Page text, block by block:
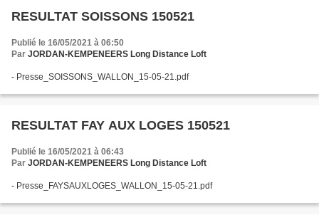
RESULTAT SOISSONS 150521
Publié le 16/05/2021 à 06:50
Par JORDAN-KEMPENEERS Long Distance Loft
- Presse_SOISSONS_WALLON_15-05-21.pdf
RESULTAT FAY AUX LOGES 150521
Publié le 16/05/2021 à 06:43
Par JORDAN-KEMPENEERS Long Distance Loft
- Presse_FAYSAUXLOGES_WALLON_15-05-21.pdf